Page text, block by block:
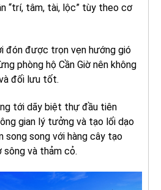
“trí, tâm, tài, lộc” tùy theo cơ
đón được trọn vẹn hướng gió
phòng hộ Cần Giờ nên không
đối lưu tốt.
tới dãy biệt thự đầu tiên
gian lý tưởng và tạo lối dạo
song song với hàng cây tạo
và thảm cỏ.